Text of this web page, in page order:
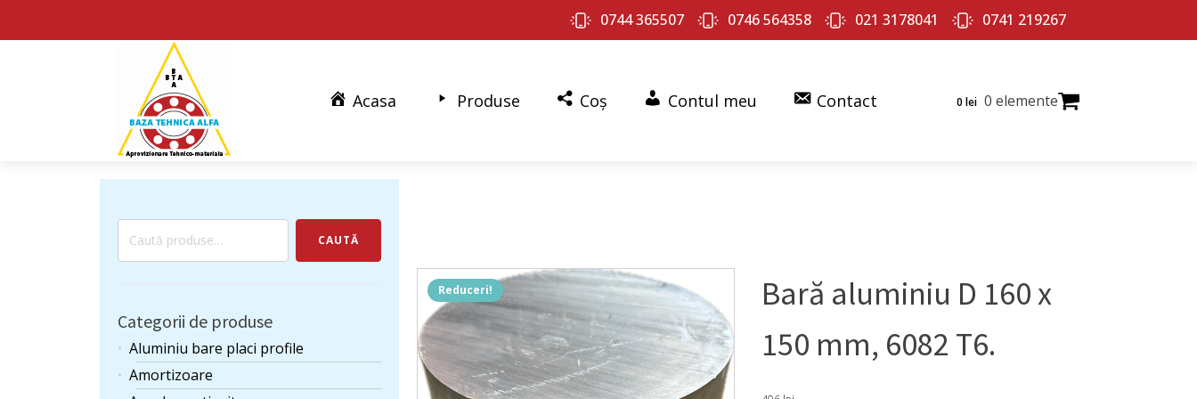
0744 365507 0746 564358 021 3178041 0741 219267
Acasa Produse Coș Contul meu Contact 0 lei 0 elemente
Caută
CAUTĂ
Categorii de produse
Aluminiu bare placi profile
Amortizoare
Reduceri!
Bară aluminiu D 160 x
150 mm, 6082 T6.